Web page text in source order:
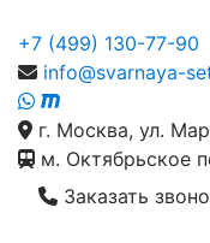
+7 (499) 130-77-90
info@svarnaya-
г. Москва, ул.
м. Октябрьское
Заказать